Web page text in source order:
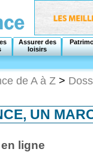
Assurer des
loisirs
de A à Z >
UN
ligne